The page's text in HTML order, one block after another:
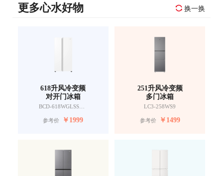
更多心水好物 换一换
618升风冷变频
对开门冰箱
BCD-618WGLSSEDW9
参考价 ￥1999
251升风冷变频
多门冰箱
LC3-258WS9
参考价 ￥1499